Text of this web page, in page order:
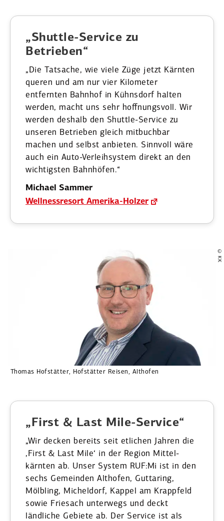
„Shuttle-Service zu
Betrieben“
„Die Tatsache, wie viele Züge jetzt Kärnten
queren und am nur vier Kilometer
entfernten Bahnhof in Kühnsdorf halten
werden, macht uns sehr hoffnungsvoll. Wir
werden deshalb den Shuttle-Service zu
unseren Betrieben gleich mitbuchbar
machen und selbst anbieten. Sinnvoll wäre
auch ein Auto-Verleih­system direkt an den
wichtigs­ten Bahnhöfen.“
Michael Sammer
Wellness­resort Amerika-Holzer
© KK
Thomas Hofstätter, Hofstätter Reisen, Althofen
„First & Last Mile-Service“
„Wir decken bereits seit etlichen Jahren die
‚First & Last Mile‘ in der Region Mittel­
kärnten ab. Unser System RUF:Mi ist in den
sechs Gemeinden Althofen, Guttaring,
Mölbling, Micheldorf, Kappel am Krappfeld
sowie Friesach unterwegs und deckt
ländliche Gebiete ab. Der Service ist als